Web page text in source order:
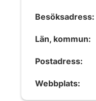
Besöksadress:
Län, kommun:
Postadress:
Webbplats: